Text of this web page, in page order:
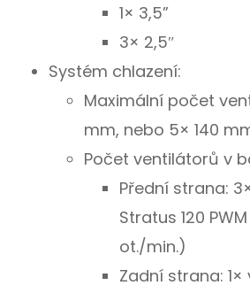
1× 3,5”
3× 2,5″
Systém chlazení:
Maximální počet
mm, nebo 5× 140
Počet ventilátorů v
Přední strana:
Stratus 120
ot./min.)
Zadní strana: